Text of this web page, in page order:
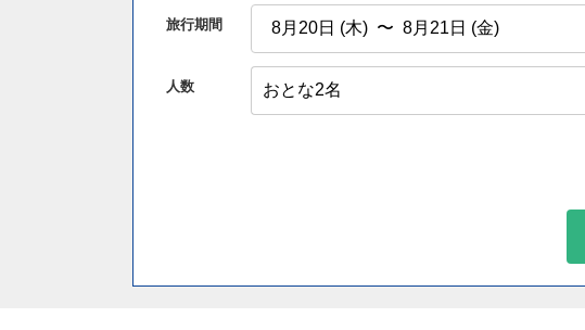
旅行期間
人数